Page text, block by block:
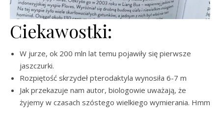
Ciekawostki:
W jurze, ok 200 mln lat temu pojawiły się pierwsze
jaszczurki.
Rozpiętość skrzydeł pterodaktyla wynosiła 6-7 m
Jak przekazuje nam autor, biologowie uważają, że
żyjemy w czasach szóstego wielkiego wymierania. Hmm